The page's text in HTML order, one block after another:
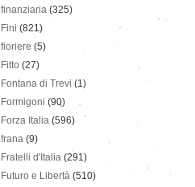
finanziaria (325)
Fini (821)
fioriere (5)
Fitto (27)
Fontana di Trevi (1)
Formigoni (90)
Forza Italia (596)
frana (9)
Fratelli d'Italia (291)
Futuro e Libertà (510)